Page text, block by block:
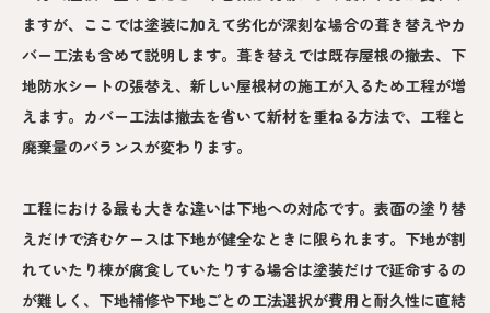
ますが、ここでは塗装に加えて劣化が深刻な場合の葺き替えやカ
バー工法も含めて説明します。葺き替えでは既存屋根の撤去、下
地防水シートの張替え、新しい屋根材の施工が入るため工程が増
えます。カバー工法は撤去を省いて新材を重ねる方法で、工程と
廃棄量のバランスが変わります。
工程における最も大きな違いは下地への対応です。表面の塗り替
えだけで済むケースは下地が健全なときに限られます。下地が割
れていたり棟が腐食していたりする場合は塗装だけで延命するの
が難しく、下地補修や下地ごとの工法選択が費用と耐久性に直結